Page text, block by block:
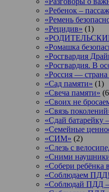
«Ребенок –
«Ремень
«Рецидив» (1)
«Ромашка
«Росгвардия
«Росгвардия. В
«Россия — страна
«Сад памяти» (1)
«Свеча памяти»
«Своих не
«Связь
«Сдай батарейку
«Семейные
«СИМ» (2)
«Слезь с
«Сними
«Собери ребёнка
«Соблюдаем
«Соблюдай ПДД